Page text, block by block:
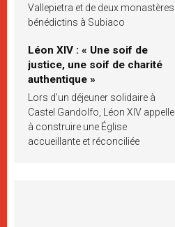
Vallepietra et de deux monastères
bénédictins à Subiaco
Léon XIV : « Une soif de
justice, une soif de charité
authentique »
Lors d’un déjeuner solidaire à
Castel Gandolfo, Léon XIV appelle
à construire une Église
accueillante et réconciliée